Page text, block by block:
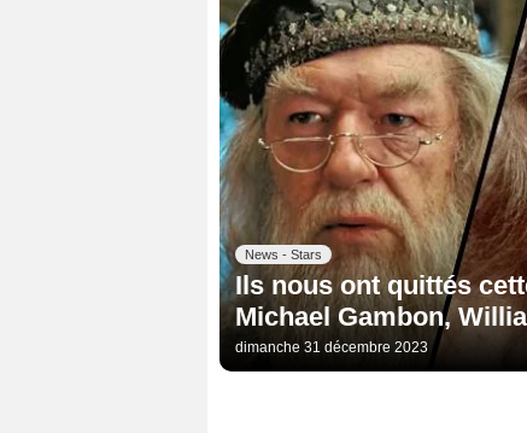
News - Stars
Ils nous ont quittés
Michael Gambon,
dimanche 31 décembre 2023